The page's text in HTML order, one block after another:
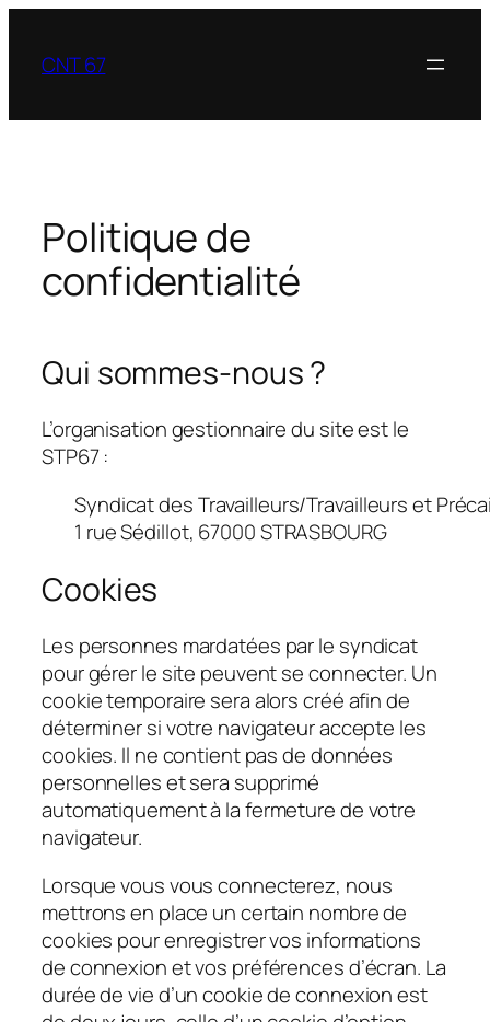
contenu
CNT 67
Politique de
confidentialité
Qui sommes-nous ?
L’organisation gestionnaire du site est le
STP67 :
Syndicat des Travailleurs/Travailleurs et
1 rue Sédillot, 67000 STRASBOURG
Cookies
Les personnes mardatées par le syndicat
pour gérer le site peuvent se connecter. Un
cookie temporaire sera alors créé afin de
déterminer si votre navigateur accepte les
cookies. Il ne contient pas de données
personnelles et sera supprimé
automatiquement à la fermeture de votre
navigateur.
Lorsque vous vous connecterez, nous
mettrons en place un certain nombre de
cookies pour enregistrer vos informations
de connexion et vos préférences d’écran. La
durée de vie d’un cookie de connexion est